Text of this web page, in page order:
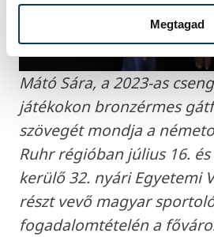
Megtagad
Mátó Sára, a 2023-as
játékokon bronzérmes
szövegét mondja a
Ruhr régióban július 16.
kerülő 32. nyári Egyetemi
részt vevő magyar
fogadalomtételén a